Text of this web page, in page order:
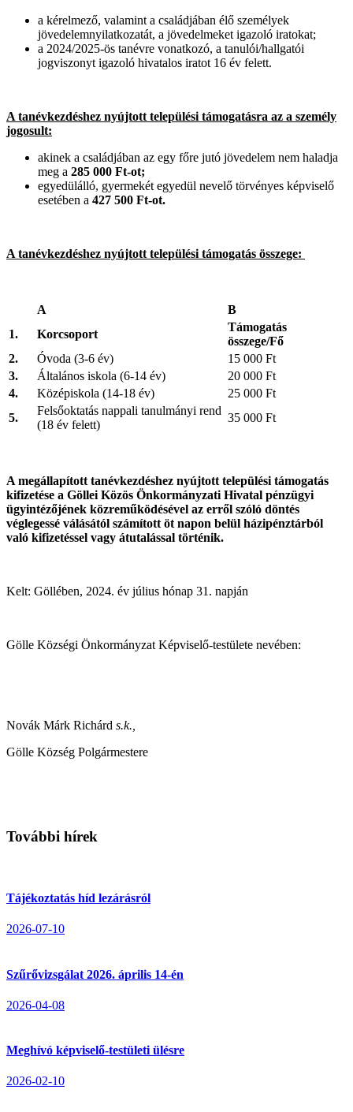
a kérelmező, valamint a családjában élő személyek
jövedelemnyilatkozatát, a jövedelmeket igazoló iratokat;
a 2024/2025-ös tanévre vonatkozó, a tanulói/hallgatói
jogviszonyt igazoló hivatalos iratot 16 év felett.
A tanévkezdéshez nyújtott települési támogatásra az a személy
jogosult:
akinek a családjában az egy főre jutó jövedelem nem haladja
meg a 285 000 Ft-ot;
egyedülálló, gyermekét egyedül nevelő törvényes képviselő
esetében a 427 500 Ft-ot.
A tanévkezdéshez nyújtott települési támogatás összege:
A
B
1.
Korcsoport
Támogatás
összege/Fő
2.
Óvoda (3-6 év)
15 000 Ft
3.
Általános iskola (6-14 év)
20 000 Ft
4.
Középiskola (14-18 év)
25 000 Ft
5.
Felsőoktatás nappali tanulmányi rend
(18 év felett)
35 000 Ft
A megállapított tanévkezdéshez nyújtott települési támogatás
kifizetése a Göllei Közös Önkormányzati Hivatal pénzügyi
ügyintézőjének közreműködésével az erről szóló döntés
véglegessé válásától számított öt napon belül házipénztárból
való kifizetéssel vagy átutalással történik.
Kelt: Göllében, 2024. év július hónap 31. napján
Gölle Községi Önkormányzat Képviselő-testülete nevében:
Novák Márk Richárd s.k.,
Gölle Község Polgármestere
További hírek
Tájékoztatás híd lezárásról
2026-07-10
Szűrővizsgálat 2026. április 14-én
2026-04-08
Meghívó képviselő-testületi ülésre
2026-02-10